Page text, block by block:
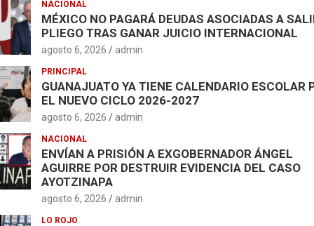
NACIONAL
MÉXICO NO PAGARÁ DEUDAS ASOCIADAS A
PLIEGO TRAS GANAR JUICIO INTERNACIONAL
agosto 6, 2026 admin
PRINCIPAL
GUANAJUATO YA TIENE CALENDARIO ESCOLAR
EL NUEVO CICLO 2026-2027
agosto 6, 2026 admin
NACIONAL
ENVÍAN A PRISIÓN A EXGOBERNADOR ÁNGEL
AGUIRRE POR DESTRUIR EVIDENCIA DEL CASO
AYOTZINAPA
agosto 6, 2026 admin
LO ROJO